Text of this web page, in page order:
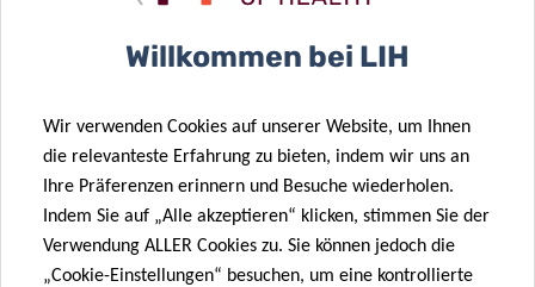
Nachricht
Willkommen bei LIH
Wir verwenden Cookies auf unserer Website, um Ihnen
die relevanteste Erfahrung zu bieten, indem wir uns an
Ihre Präferenzen erinnern und Besuche wiederholen.
Indem Sie auf „Alle akzeptieren“ klicken, stimmen Sie der
Verwendung ALLER Cookies zu. Sie können jedoch die
„Cookie-Einstellungen“ besuchen, um eine kontrollierte